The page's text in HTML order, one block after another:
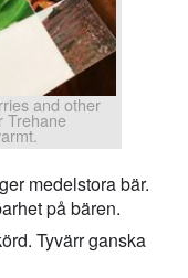
and other
Trehane
medelstora bär.
på bären.
Tyvärr ganska